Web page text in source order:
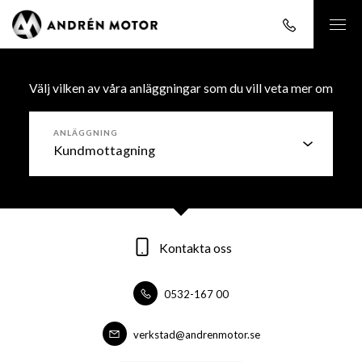
Välj vilken av våra anläggningar som du vill veta mer om
ANLÄGGNING
Kontakta oss
0532-167 00
verkstad@andrenmotor.se
Kontakta oss
0532-16700
verkstad@andrenmotor.se
Kontakta oss
0532-16700
forsaljning@andrenmotor.se